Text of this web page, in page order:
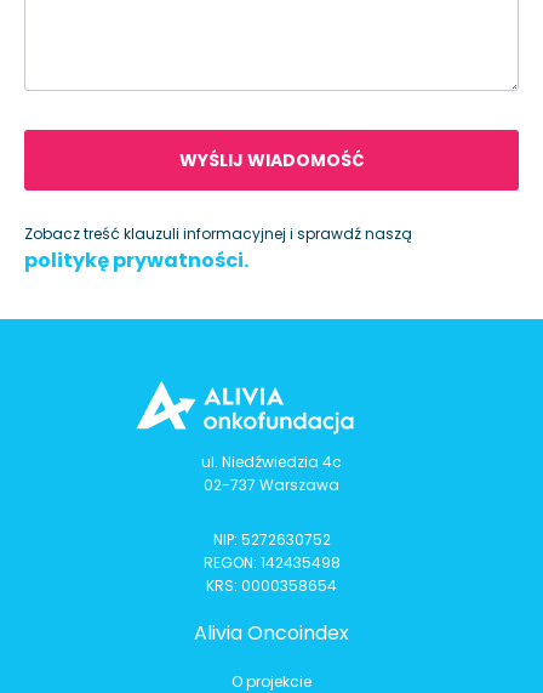
WYŚLIJ WIADOMOŚĆ
Zobacz treść klauzuli informacyjnej i sprawdź naszą
politykę prywatności.
ul. Niedźwiedzia 4c
02-737 Warszawa
NIP: 5272630752
REGON: 142435498
KRS: 0000358654
Alivia Oncoindex
O projekcie